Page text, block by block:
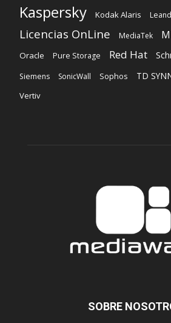
Kaspersky Kodak Alaris
Licencias OnLine MediaTek
Oracle Pure Storage Red Hat
Siemens SonicWall Sophos TD
Vertiv
SOBRE